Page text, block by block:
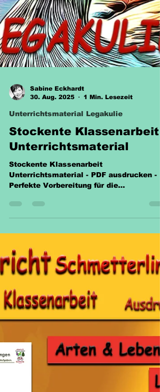
30. Aug. 2025
1 Min. Lesezeit
Unterrichtsmaterial Legakulie
Stockente Klassenarbeit
Unterrichtsmaterial
Stockente Klassenarbeit
Unterrichtsmaterial - PDF ausdrucken -
Perfekte Vorbereitung für die